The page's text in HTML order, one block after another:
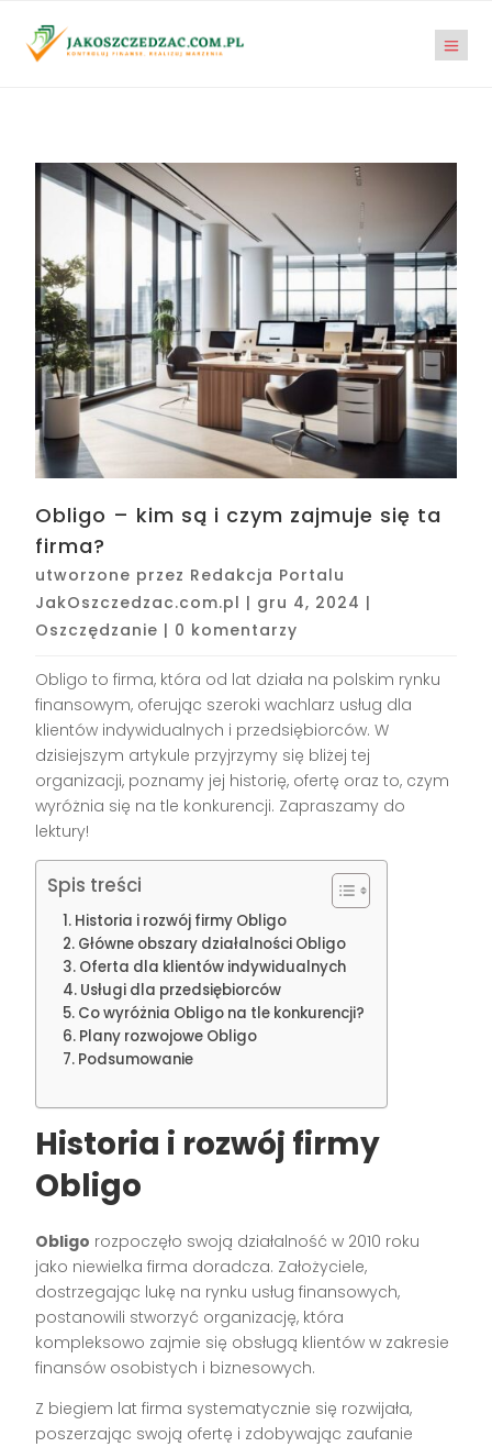
Obligo – kim są i czym zajmuje się ta
firma?
utworzone przez Redakcja Portalu
JakOszczedzac.com.pl | gru 4, 2024 |
Oszczędzanie | 0 komentarzy
Obligo to firma, która od lat działa na polskim rynku
finansowym, oferując szeroki wachlarz usług dla
klientów indywidualnych i przedsiębiorców. W
dzisiejszym artykule przyjrzymy się bliżej tej
organizacji, poznamy jej historię, ofertę oraz to, czym
wyróżnia się na tle konkurencji. Zapraszamy do
lektury!
Spis treści
Historia i rozwój firmy Obligo
Główne obszary działalności Obligo
Oferta dla klientów indywidualnych
Usługi dla przedsiębiorców
Co wyróżnia Obligo na tle konkurencji?
Plany rozwojowe Obligo
Podsumowanie
Historia i rozwój firmy
Obligo
Obligo rozpoczęło swoją działalność w 2010 roku
jako niewielka firma doradcza. Założyciele,
dostrzegając lukę na rynku usług finansowych,
postanowili stworzyć organizację, która
kompleksowo zajmie się obsługą klientów w zakresie
finansów osobistych i biznesowych.
Z biegiem lat firma systematycznie się rozwijała,
poszerzając swoją ofertę i zdobywając zaufanie